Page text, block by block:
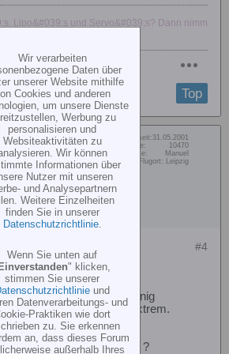
Lipo&#039;s und Servo&#039;s? Dann nimm
Top
Administrator
Dabei seit:31.05.2001
Beiträge:
10470
Vorname:
Manuel
Wohn/Flugort:
Leipzig
#4
steht er gut, ein wenig
beim Flug ist es halt extrem.
geht sowas dort überhaupt ?
Wir verarbeiten
Daten über
unserer Website mithilfe
Cookies und anderen
um unsere Dienste
Werbung zu
personalisieren und
Websiteaktivitäten zu
Wir können
Informationen über
Nutzer mit unseren
und Analysepartnern
Weitere Einzelheiten
finden Sie in unserer
Datenschutzrichtlinie.
Wenn Sie unten auf
" klicken,
stimmen Sie unserer
und
Datenverarbeitungs- und
Praktiken wie dort
zu. Sie erkennen
an, dass dieses Forum
außerhalb Ihres